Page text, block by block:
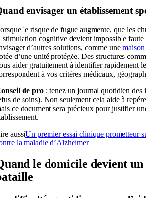
envisager un établissement
le risque de fugue augmente, que les
stimulation cognitive devient impossible faute
d’autres solutions, comme unemaison
d’une unité protégée. Des structures
aider gratuitement à identifier rapidement
à vos critères médicaux,
de pro: tenez un journal quotidien des
de soins). Non seulement cela aide à
ce document sera précieux pour justifier
aussiUn premier essai clinique prometteur
la maladie d’Alzheimer
le domicile devient un